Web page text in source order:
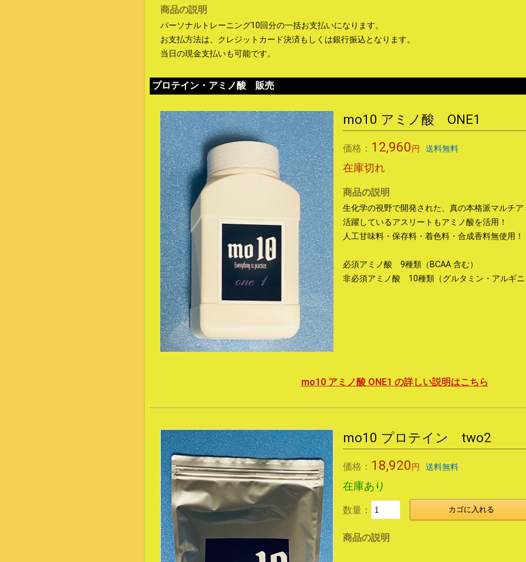
商品の説明
パーソナルトレーニング10回分の一括お支払いになります。
お支払方法は、クレジットカード決済もしくは銀行振込となります。
当日の現金支払いも可能です。
プロテイン・アミノ酸 販売
mo10 アミノ酸 ONE1
価格： 12,960円 送料無料
在庫切れ
商品の説明
生化学の視野で開発された、真の本格派マルチア
活躍しているアスリートもアミノ酸を活用！
人工甘味料・保存料・着色料・合成香料無使用！
必須アミノ酸 9種類（BCAA 含む）
非必須アミノ酸 10種類（グルタミン・アルギ
mo10 アミノ酸 ONE1 の詳しい説明はこちら
mo10 プロテイン two2
価格： 18,920円 送料無料
在庫あり
数量： カゴに入れる
商品の説明